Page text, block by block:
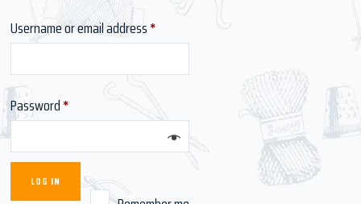
Username or email address*Required
Password*Required
LOG IN